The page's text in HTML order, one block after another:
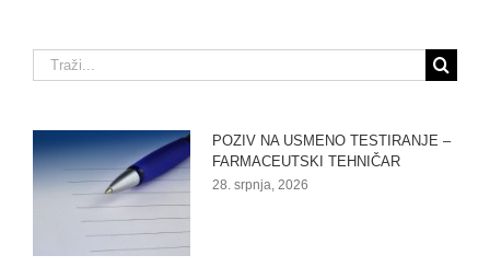
Traži...
POZIV NA USMENO TESTIRANJE –
FARMACEUTSKI TEHNIČAR
28. srpnja, 2026